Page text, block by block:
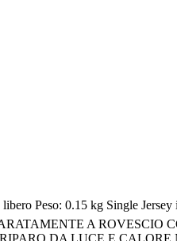
Peso: 0.15 kg Single
A